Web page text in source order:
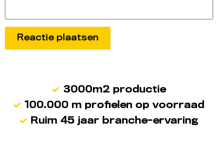
3000m2 productie
100.000 m profielen op voorraad
Ruim 45 jaar branche-ervaring